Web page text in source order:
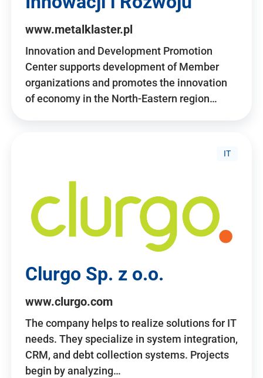
www.metalklaster.pl
Innovation and Development Promotion
Center supports development of Member
organizations and promotes the innovation
of economy in the North-Eastern region…
IT
Clurgo Sp. z o.o.
www.clurgo.com
The company helps to realize solutions for IT
needs. They specialize in system integration,
CRM, and debt collection systems. Projects
begin by analyzing…